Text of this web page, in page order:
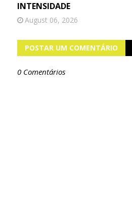
INTENSIDADE
August 06, 2026
POSTAR UM COMENTÁRIO
0 Comentários